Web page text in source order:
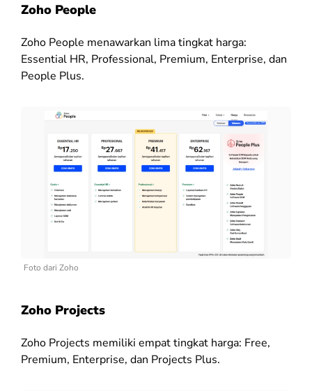
Zoho People
Zoho People menawarkan lima tingkat harga:
Essential HR, Professional, Premium, Enterprise, dan
People Plus.
Foto dari Zoho
Zoho Projects
Zoho Projects memiliki empat tingkat harga: Free,
Premium, Enterprise, dan Projects Plus.